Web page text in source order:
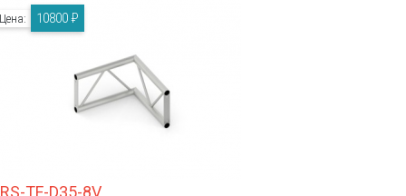
RS-TF-D35-8V
Цена: 10800 ₽